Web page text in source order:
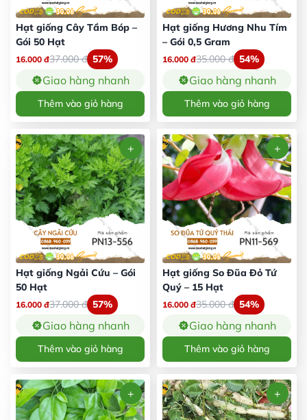
Hạt giống Cây Tầm Bóp –
Gói 50 Hạt
16.000 đ37.000đ 57%
Giao hàng nhanh
Thêm vào giỏ hàng
Hạt giống Hương Nhu Tím
– Gói 0,5 Gram
16.000 đ35.000đ 54%
Giao hàng nhanh
Thêm vào giỏ hàng
Hạt giống Ngải Cứu – Gói
50 Hạt
16.000 đ37.000đ 57%
Giao hàng nhanh
Thêm vào giỏ hàng
Hạt giống So Đũa Đỏ Tứ
Quý – 15 Hạt
16.000 đ35.000đ 54%
Giao hàng nhanh
Thêm vào giỏ hàng